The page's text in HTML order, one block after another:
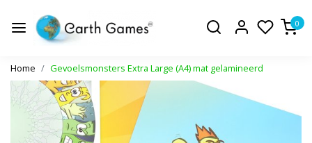
0
Home Gevoelsmonsters Extra Large (A4) mat gelamineerd